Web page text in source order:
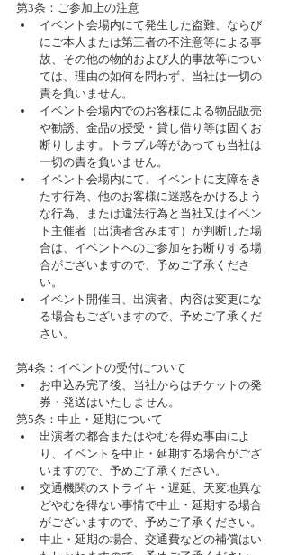
第3条：ご参加上の注意
イベント会場内にて発生した盗難、ならび
にご本人または第三者の不注意等による事
故、その他の物的および人的事故等につい
ては、理由の如何を問わず、当社は一切の
責を負いません。
イベント会場内でのお客様による物品販売
や勧誘、金品の授受・貸し借り等は固くお
断りします。トラブル等があっても当社は
一切の責を負いません。
イベント会場内にて、イベントに支障をき
たす行為、他のお客様に迷惑をかけるよう
な行為、または違法行為と当社又はイベン
ト主催者（出演者含みます）が判断した場
合は、イベントへのご参加をお断りする場
合がございますので、予めご了承くださ
い。
イベント開催日、出演者、内容は変更にな
る場合もございますので、予めご了承くだ
さい。
第4条：イベントの受付について
お申込み完了後、当社からはチケットの発
券・発送はいたしません。
第5条：中止・延期について
出演者の都合またはやむを得ぬ事由によ
り、イベントを中止・延期する場合がござ
いますので、予めご了承ください。
交通機関のストライキ・遅延、天変地異な
どやむを得ない事情で中止・延期する場合
がございますので、予めご了承ください。
中止・延期の場合、交通費などの補償はい